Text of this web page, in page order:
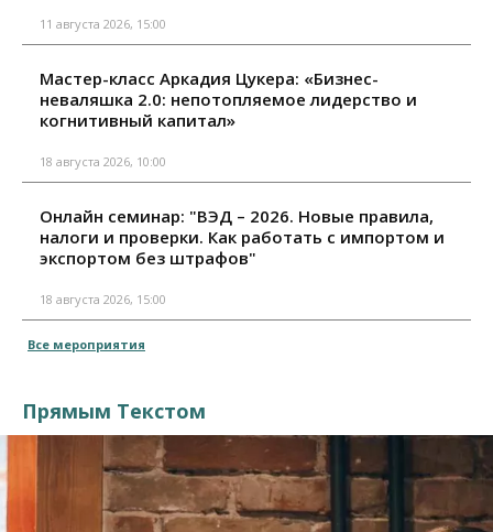
11 августа 2026, 15:00
Мастер-класс Аркадия Цукера: «Бизнес-
неваляшка 2.0: непотопляемое лидерство и
когнитивный капитал»
18 августа 2026, 10:00
Онлайн семинар: "ВЭД – 2026. Новые правила,
налоги и проверки. Как работать с импортом и
экспортом без штрафов"
18 августа 2026, 15:00
Все мероприятия
Прямым Текстом